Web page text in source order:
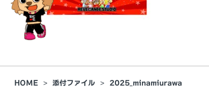
HOME 添付ファイル 2025_minamiurawa